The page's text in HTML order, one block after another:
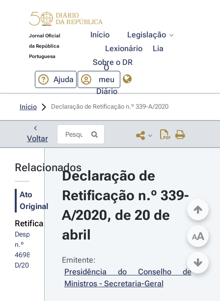
Jornal Oficial
da República
Portuguesa
Início
Legislação
Lexionário
Lia
Sobre o DR
Ajuda
O
meu
Diário
Início Declaração de Retificação n.º 339-A/2020
Voltar
Relacionados
Ato
Original
Retifica
Despacho
n.º
4698-
D/2020
Declaração de
Retificação n.º 339-
A/2020, de 20 de
abril
Emitente:
Presidência do Conselho de
Ministros - Secretaria-Geral
AA